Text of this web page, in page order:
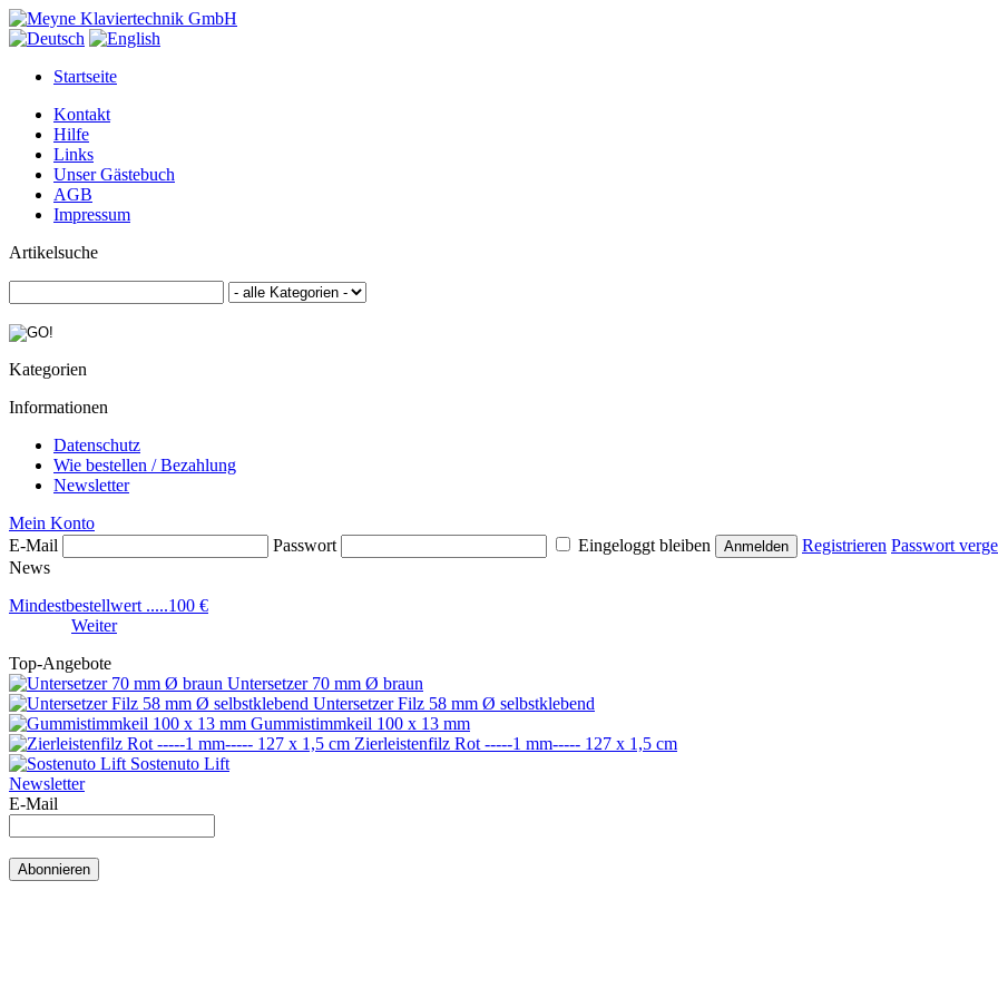
Startseite
Kontakt
Hilfe
Links
Unser Gästebuch
AGB
Impressum
Artikelsuche
Kategorien
Informationen
Datenschutz
Wie bestellen / Bezahlung
Newsletter
Mein Konto
E-Mail
Passwort Eingeloggt bleiben Registrieren Passwort
News
Mindestbestellwert .....100 €
Weiter
Top-Angebote
Untersetzer 70 mm Ø braun
Untersetzer Filz 58 mm Ø selbstklebend
Gummistimmkeil 100 x 13 mm
Zierleistenfilz Rot -----1 mm----- 127 x 1,5 cm
Sostenuto Lift
Newsletter
E-Mail